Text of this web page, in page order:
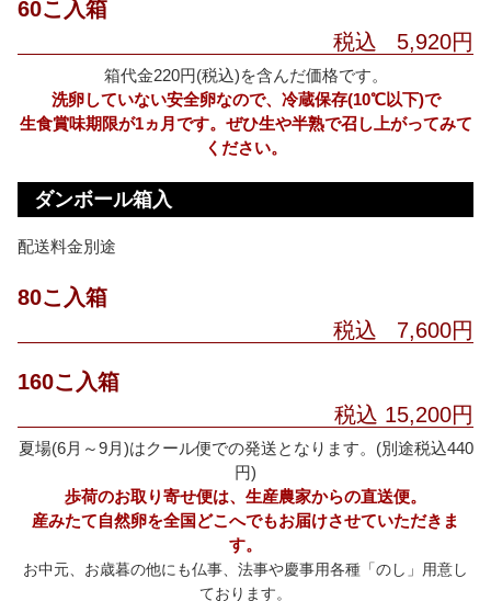
60こ入箱
税込 5,920円
箱代金220円(税込)を含んだ価格です。
洗卵していない安全卵なので、冷蔵保存(10℃以下)で
生食賞味期限が1ヵ月です。ぜひ生や半熟で召し上がってみて
ください。
ダンボール箱入
配送料金別途
80こ入箱
税込 7,600円
160こ入箱
税込 15,200円
夏場(6月～9月)はクール便での発送となります。(別途税込440
円)
歩荷のお取り寄せ便は、生産農家からの直送便。
産みたて自然卵を全国どこへでもお届けさせていただきま
す。
お中元、お歳暮の他にも仏事、法事や慶事用各種「のし」用意し
ております。